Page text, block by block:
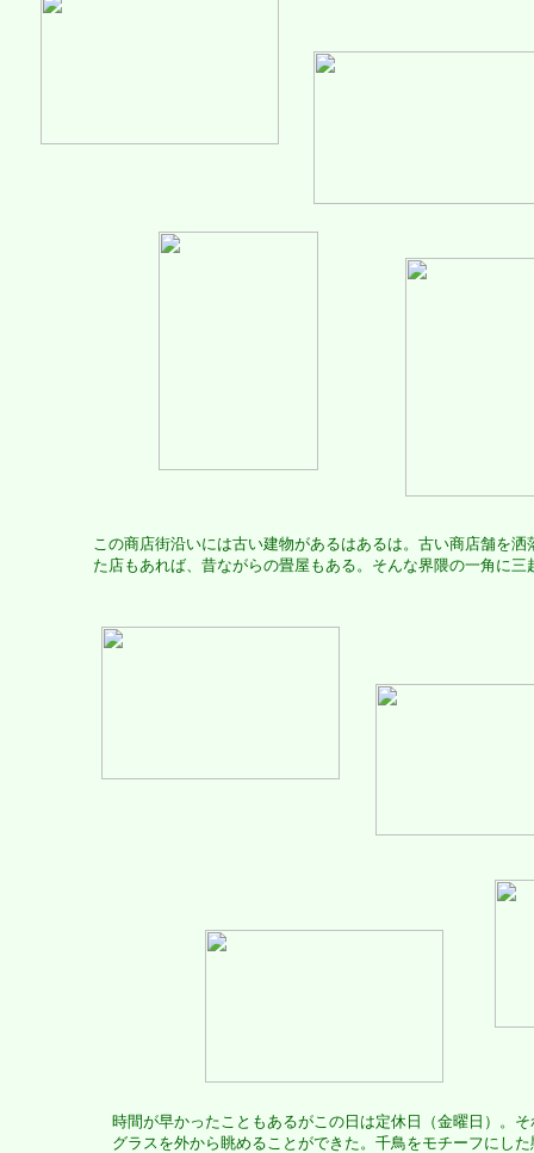
この商店街沿いには古い建物があるはあるは。古い商店舗を洒
た店もあれば、昔ながらの畳屋もある。そんな界隈の一角に三
時間が早かったこともあるがこの日は定休日（金曜日）。
グラスを外から眺めることができた。千鳥をモチーフにし